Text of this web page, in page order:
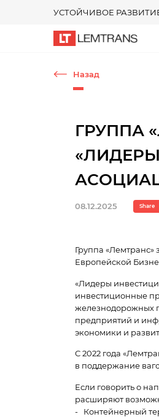
УСТОЙЧИВОЕ
Назад
ГРУППА
08.12.2025 Share
Группа
Европейской
«Лидеры
инвестиционные
железнодорожных
предприятий и
экономики и
С 2022 года
в поддержание
Если говорить о
расширяют
- Контейнерный